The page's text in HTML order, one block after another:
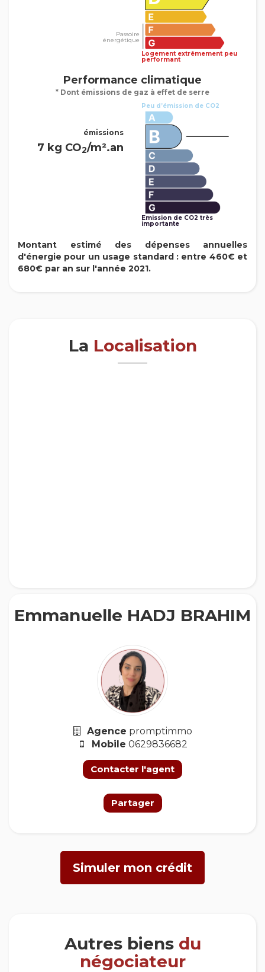
Emmanuelle HADJ BRAHIM
Agence promptimmo
Mobile 0629836682
Contacter l'agent
Partager
La Localisation
Passoire
énergétique
Logement extrêmement peu
performant
Performance climatique
* Dont émissions de gaz à effet de serre
émissions
7 kg CO2/m².an
Peu d’émission de CO2
Emission de CO2 très
importante
Montant estimé des dépenses annuelles
d'énergie pour un usage standard : entre 460€ et
680€ par an sur l'année 2021.
Simuler mon crédit
Autres biens du
négociateur